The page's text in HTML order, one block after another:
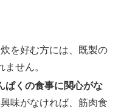
を好む方には、既製の
せん。
ぱくの食事に関心がな
味がなければ、筋肉食